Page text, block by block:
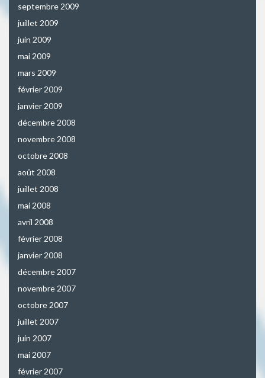
septembre 2009
juillet 2009
juin 2009
mai 2009
mars 2009
février 2009
janvier 2009
décembre 2008
novembre 2008
octobre 2008
août 2008
juillet 2008
mai 2008
avril 2008
février 2008
janvier 2008
décembre 2007
novembre 2007
octobre 2007
juillet 2007
juin 2007
mai 2007
février 2007